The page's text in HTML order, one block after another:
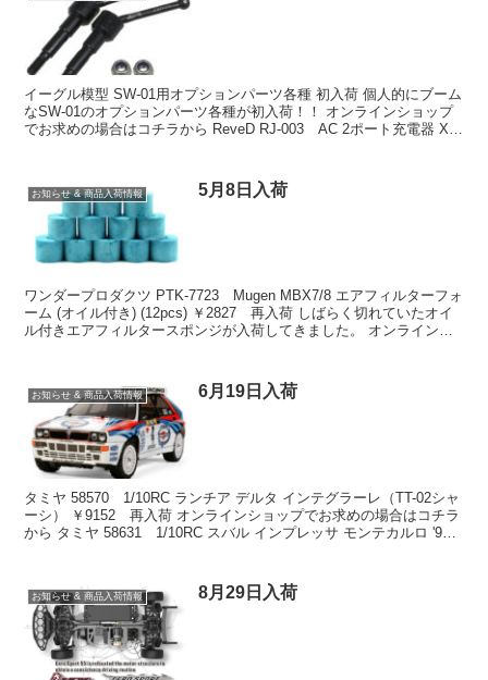
イーグル模型 SW-01用オプションパーツ各種 初入荷 個人的にブーム
なSW-01のオプションパーツ各種が初入荷！！ オンラインショップ
でお求めの場合はコチラから ReveD RJ-003 AC 2ポート充電器 X2
お知らせ & 商品入荷情報 5月8日入荷
ワンダープロダクツ PTK-7723 Mugen MBX7/8 エアフィルターフォ
ーム (オイル付き) (12pcs) ￥2827 再入荷 しばらく切れていたオイ
ル付きエアフィルタースポンジが入荷してきました。 オンラインシ
お知らせ & 商品入荷情報 6月19日入荷
タミヤ 58570 1/10RC ランチア デルタ インテグラーレ（TT-02シャ
ーシ） ￥9152 再入荷 オンラインショップでお求めの場合はコチラ
から タミヤ 58631 1/10RC スバル インプレッサ モンテカルロ '99
お知らせ & 商品入荷情報 8月29日入荷